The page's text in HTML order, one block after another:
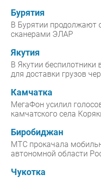
Бурятия
В Бурятии продолжают
сканерами ЭЛАР
Якутия
В Якутии
для доставки грузов
Камчатка
МегаФон усилил
камчатского села
Биробиджан
МТС прокачала
автономной области
Чукотка